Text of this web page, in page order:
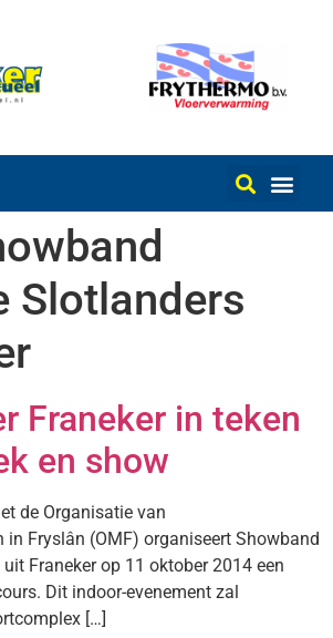
Slotlanders
Franeker in teken
en show
de Organisatie van
in Fryslân (OMF) organiseert Showband
Franeker op 11 oktober 2014 een
Dit indoor-evenement zal
[…]